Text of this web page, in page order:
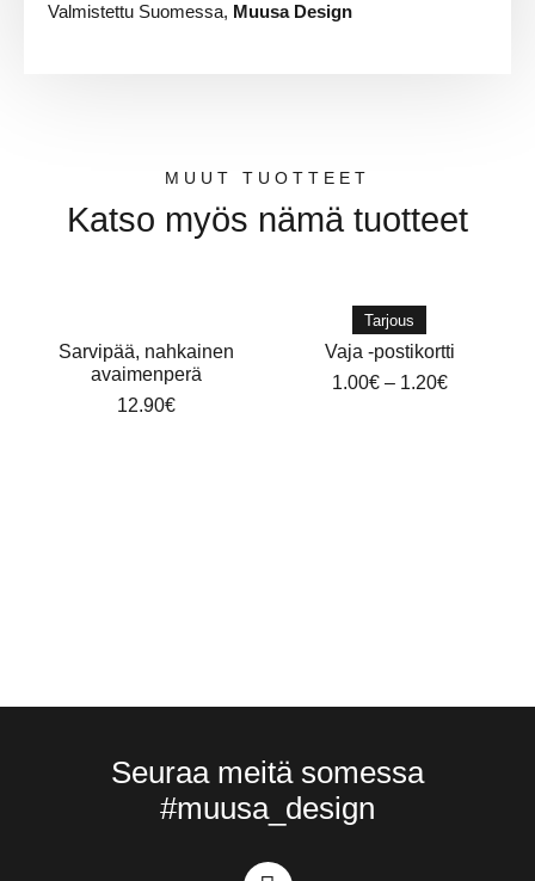
Valmistettu Suomessa, Muusa Design
MUUT TUOTTEET
Katso myös nämä tuotteet
Sarvipää, nahkainen
avaimenperä
12.90€
Tarjous
Vaja -postikortti
1.00€ – 1.20€
Seuraa meitä somessa
#muusa_design